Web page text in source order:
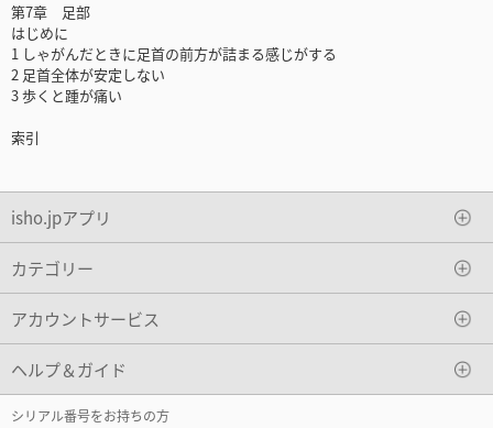
第7章 足部
はじめに
1 しゃがんだときに足首の前方が詰まる感じがする
2 足首全体が安定しない
3 歩くと踵が痛い
索引
isho.jpアプリ
カテゴリー
アカウントサービス
ヘルプ＆ガイド
シリアル番号をお持ちの方